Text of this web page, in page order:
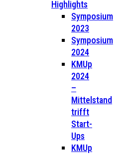
Highlights
Symposium
2023
Symposium
2024
KMUp
2024
–
Mittelstand
trifft
Start-
Ups
KMUp